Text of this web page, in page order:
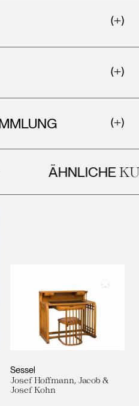
ÄHNLICHE
Sammlung hinzufügen
Sessel
Josef Hoffmann, Jacob &
Josef Kohn